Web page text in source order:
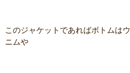
このジャケットであればボトムは
ニムや